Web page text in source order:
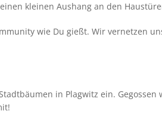
kleinen Aushang an den
wie Du gießt. Wir vernetzen
in Plagwitz ein. Gegossen